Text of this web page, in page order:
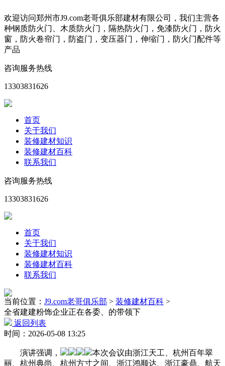
欢迎访问郑州市J9.com老哥俱乐部建材有限公司，我们主营各
种钢质防火门、木质防火门，隔热防火门，免漆防火门，防火
窗，防火卷帘门，防盗门，变压器门，伸缩门，防火门配件等
产品
咨询服务热线
13303831626
首页
关于我们
装修建材知识
装修建材百科
联系我们
咨询服务热线
13303831626
首页
关于我们
装修建材知识
装修建材百科
联系我们
当前位置： J9.com老哥俱乐部 > 装修建材百科 >
全省建建粉饰企业正在各委、的带领下
返回列表
时间：2026-05-08 13:25
演讲强调，
本次会议由浙江天工、杭州百年翠
丽、杭州典尚、杭州方寸之间、浙江鸿顺达、浙江豪鼎、航天